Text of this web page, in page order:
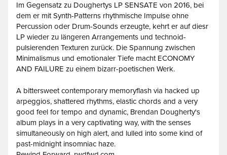
Im Gegensatz zu Doughertys LP SENSATE von 2016, bei
dem er mit Synth-Patterns rhythmische Impulse ohne
Percussion oder Drum-Sounds erzeugte, kehrt er auf diesr
LP wieder zu längeren Arrangements und technoid-
pulsierenden Texturen zurück. Die Spannung zwischen
Minimalismus und emotionaler Tiefe macht ECONOMY
AND FAILURE zu einem bizarr-poetischen Werk.
A bittersweet contemporary memoryflash via hacked up
arpeggios, shattered rhythms, elastic chords and a very
good feel for tempo and dynamic, Brendan Dougherty's
album plays in a very captivating way, with the senses
simultaneously on high alert, and lulled into some kind of
past-midnight insomniac haze.